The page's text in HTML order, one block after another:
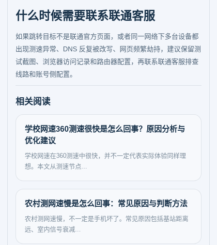
什么时候需要联系联通客服
如果跳转目标不是联通官方页面，或者同一网络下多台设备都
出现测速异常、DNS 反复被改写、网页频繁劫持，建议保留测
试截图、浏览器访问记录和路由器配置，再联系联通客服排查
线路和账号侧配置。
相关阅读
学校网速360测速很快是怎么回事？原因分析与
优化建议
学校网速在360测速中很快，并不一定代表实际体验同样理
想。本文从测速节点...
农村测网速慢是怎么回事：常见原因与判断方法
农村测网速慢，不一定是手机坏了。常见原因包括基站距离
远、室内信号衰减...